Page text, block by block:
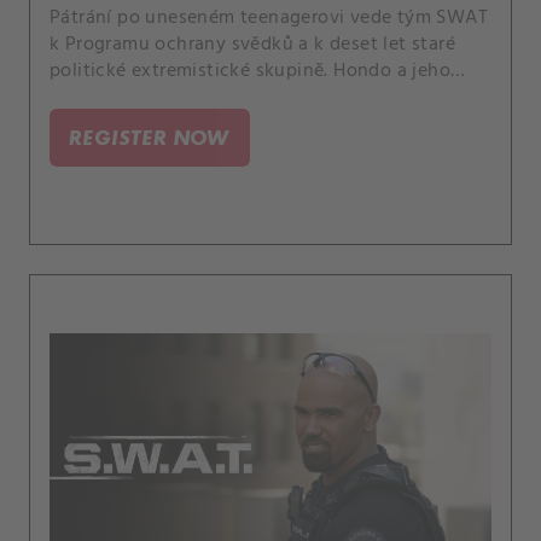
Pátrání po uneseném teenagerovi vede tým SWAT
k Programu ochrany svědků a k deset let staré
politické extremistické skupině. Hondo a jeho
v jejím komunitním centru; Luca se obává, že není
fyzicky připraven vrátit se na pole; a velitel Hicks
se znovu spojí se svým odcizeným synem.
REGISTER NOW